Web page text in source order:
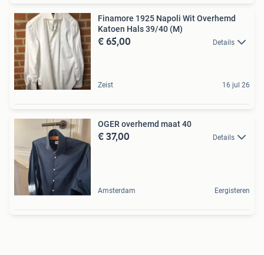
Finamore 1925 Napoli Wit Overhemd
Katoen Hals 39/40 (M)
€ 65,00 Details
Zeist 16 jul 26
OGER overhemd maat 40
€ 37,00 Details
Amsterdam Eergisteren